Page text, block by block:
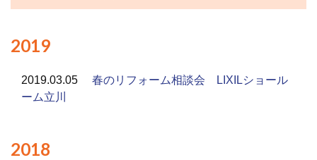
2019
2019.03.05
春のリフォーム相談会 LIXILショール
ーム立川
2018